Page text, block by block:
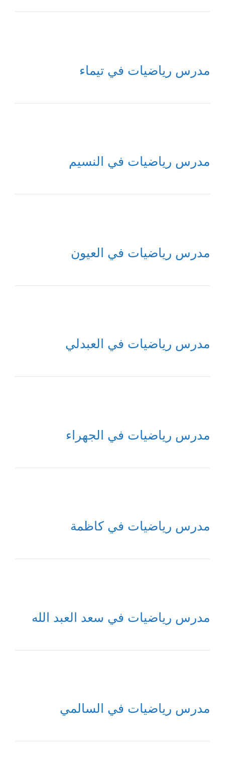
مدرس رياضيات في تيماء
مدرس رياضيات في النسيم
مدرس رياضيات في العيون
مدرس رياضيات في العبدلي
مدرس رياضيات في الجهراء
مدرس رياضيات في كاظمة
مدرس رياضيات في سعد العبد الله
مدرس رياضيات في السالمي